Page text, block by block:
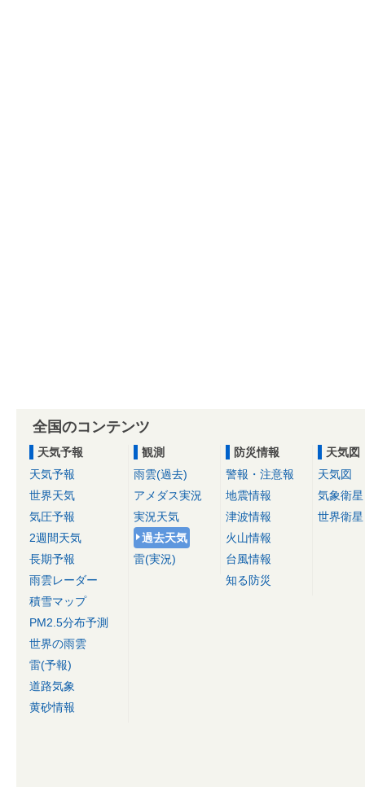
全国のコンテンツ
天気予報
天気予報
世界天気
気圧予報
2週間天気
長期予報
雨雲レーダー
積雪マップ
PM2.5分布予測
世界の雨雲
雷(予報)
道路気象
黄砂情報
観測
雨雲(過去)
アメダス実況
実況天気
過去天気
雷(実況)
防災情報
警報・注意報
地震情報
津波情報
火山情報
台風情報
知る防災
天気図
天気図
気象衛星
世界衛星